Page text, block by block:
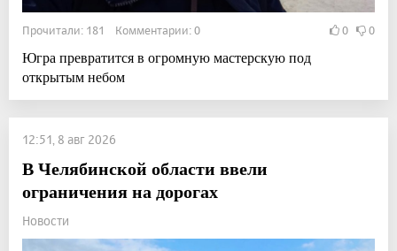
Прочитали: 181 Комментарии: 0 0 0
Югра превратится в огромную мастерскую под
открытым небом
12:51, 8 авг 2026
В Челябинской области ввели
ограничения на дорогах
Новости